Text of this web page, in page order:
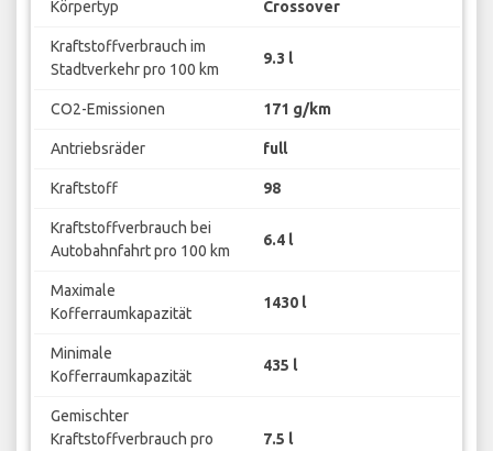
Körpertyp Crossover
Kraftstoffverbrauch im
Stadtverkehr pro 100 km
9.3 l
CO2-Emissionen 171 g/km
Antriebsräder full
Kraftstoff 98
Kraftstoffverbrauch bei
Autobahnfahrt pro 100 km
6.4 l
Maximale
Kofferraumkapazität
1430 l
Minimale
Kofferraumkapazität
435 l
Gemischter
Kraftstoffverbrauch pro
7.5 l